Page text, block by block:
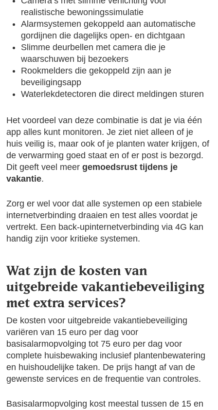
realistische bewoningssimulatie
Alarmsystemen gekoppeld aan automatische
gordijnen die dagelijks open- en dichtgaan
Slimme deurbellen met camera die je
waarschuwen bij bezoekers
Rookmelders die gekoppeld zijn aan je
beveiligingsapp
Waterlekdetectoren die direct meldingen sturen
Het voordeel van deze combinatie is dat je via één
app alles kunt monitoren. Je ziet niet alleen of je
huis veilig is, maar ook of je planten water krijgen, of
de verwarming goed staat en of er post is bezorgd.
Dit geeft veel meergemoedsrust tijdens je
vakantie.
Zorg er wel voor dat alle systemen op een stabiele
internetverbinding draaien en test alles voordat je
vertrekt. Een back-upinternetverbinding via 4G kan
handig zijn voor kritieke systemen.
Wat zijn de kosten van
uitgebreide vakantiebeveiliging
met extra services?
De kosten voor uitgebreide vakantiebeveiliging
variëren van 15 euro per dag voor
basisalarmopvolging tot 75 euro per dag voor
complete huisbewaking inclusief plantenbewatering
en huishoudelijke taken. De prijs hangt af van de
gewenste services en de frequentie van controles.
Basisalarmopvolging kost meestal tussen de 15 en